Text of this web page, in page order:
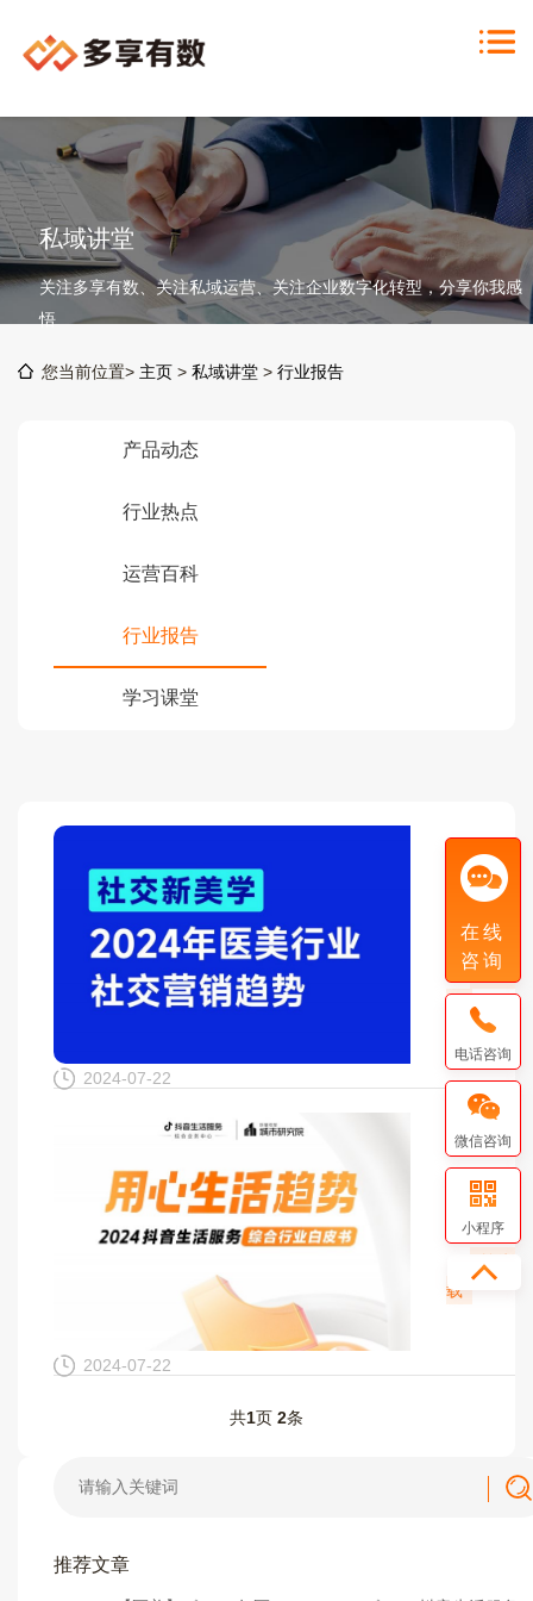
私域讲堂
关注多享有数、关注私域运营、关注企业数字化转型，分享你我感
悟
您当前位置> 主页 > 私域讲堂 > 行业报告
产品动态
行业热点
运营百科
行业报告
学习课堂
基于2023
消费者在抖
音、快手
红书、B站
微博、微
为、搜索行
为，聚焦
较高的项目
得出医美
及人群变化
势。...
2024-07-22
前往下
载
生活服务
活息息相关
是国民经
重要组成部
生活水平
高和生活
2024-07-22
前往下
载
共1页 2条
推荐文章
在线
咨询
电话咨询
微信咨询
小程序